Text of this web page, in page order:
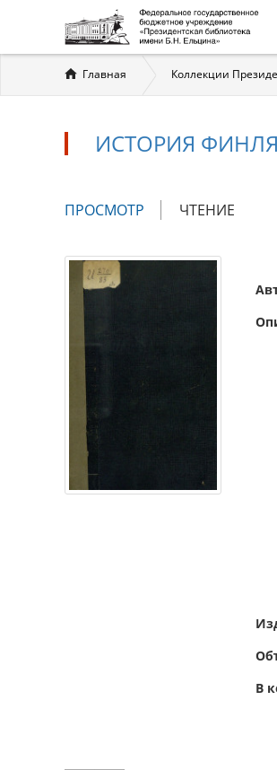
Вы
здесь
Главная Коллекции
ИСТОРИЯ
Главные
ПРОСМОТР (АКТИВНАЯ
ЧТЕНИЕ
В